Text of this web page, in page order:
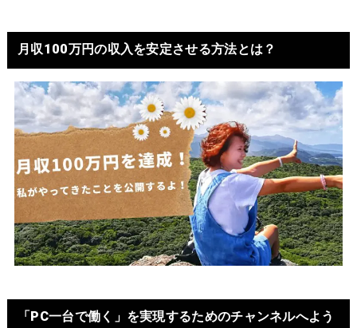
月収100万円の収入を安定させる方法とは？
「PC一台で働く」を実現するためのチャンネルへよう